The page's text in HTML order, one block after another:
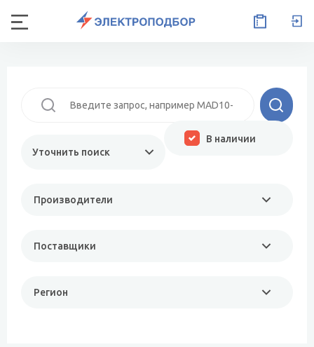
Уточнить поиск
Производители
Поставщики
Регион
В наличии